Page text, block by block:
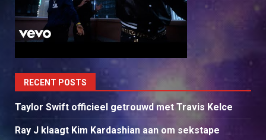
RECENT POSTS
Taylor Swift officieel getrouwd met Travis Kelce
Ray J klaagt Kim Kardashian aan om sekstape